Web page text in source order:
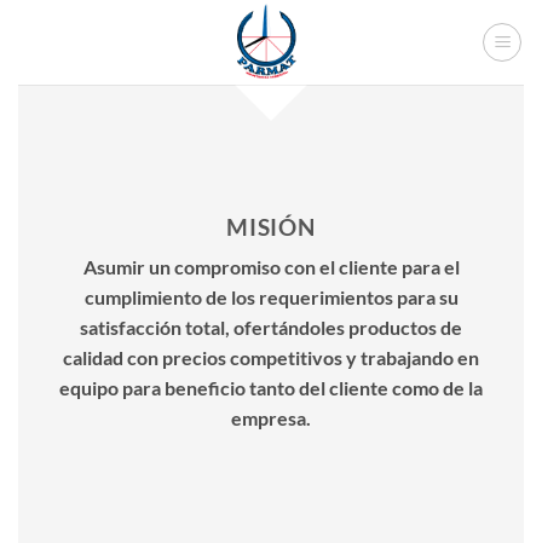
MISIÓN
Asumir un compromiso con el cliente para el
cumplimiento de los requerimientos para su
satisfacción total, ofertándoles productos de
calidad con precios competitivos y trabajando en
equipo para beneficio tanto del cliente como de la
empresa.